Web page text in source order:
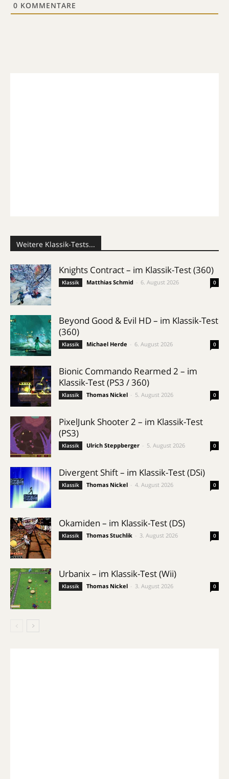
0 KOMMENTARE
Weitere Klassik-Tests...
Knights Contract – im Klassik-Test (360)
Klassik Matthias Schmid 6. August 2026 0
Beyond Good & Evil HD – im Klassik-Test
(360)
Klassik Michael Herde 6. August 2026 0
Bionic Commando Rearmed 2 – im
Klassik-Test (PS3 / 360)
Klassik Thomas Nickel 5. August 2026 0
PixelJunk Shooter 2 – im Klassik-Test
(PS3)
Klassik Ulrich Steppberger 5. August 2026 0
Divergent Shift – im Klassik-Test (DSi)
Klassik Thomas Nickel 4. August 2026 0
Okamiden – im Klassik-Test (DS)
Klassik Thomas Stuchlik 3. August 2026 0
Urbanix – im Klassik-Test (Wii)
Klassik Thomas Nickel 3. August 2026 0